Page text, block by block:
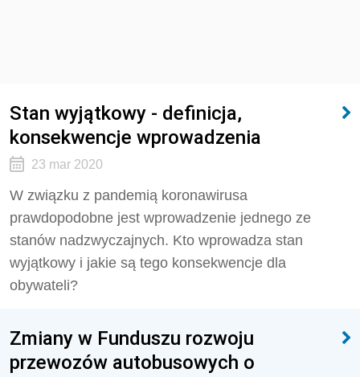
Stan wyjątkowy - definicja,
konsekwencje wprowadzenia
23 mar 2020
W związku z pandemią koronawirusa
prawdopodobne jest wprowadzenie jednego ze
stanów nadzwyczajnych. Kto wprowadza stan
wyjątkowy i jakie są tego konsekwencje dla
obywateli?
Zmiany w Funduszu rozwoju
przewozów autobusowych o